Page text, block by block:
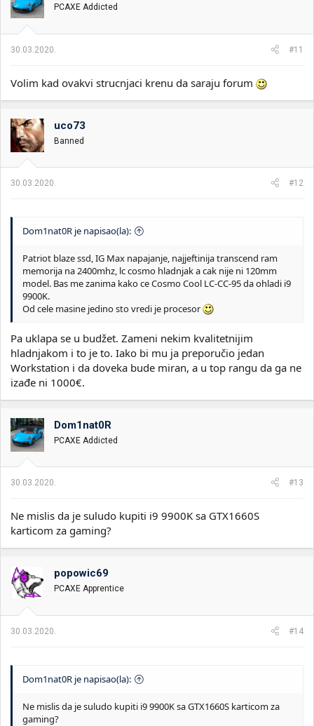
PCAXE Addicted
30.03.2020. #11
Volim kad ovakvi strucnjaci krenu da saraju forum
uco73
Banned
30.03.2020. #12
Dom1nat0R je napisao(la):
Patriot blaze ssd, IG Max napajanje, najjeftinija transcend ram
memorija na 2400mhz, lc cosmo hladnjak a cak nije ni 120mm
model. Bas me zanima kako ce Cosmo Cool LC-CC-95 da ohladi i9
9900K.
Od cele masine jedino sto vredi je procesor
Pa uklapa se u budžet. Zameni nekim kvalitetnijim
hladnjakom i to je to. Iako bi mu ja preporučio jedan
Workstation i da doveka bude miran, a u top rangu da ga ne
izađe ni 1000€.
Dom1nat0R
PCAXE Addicted
30.03.2020. #13
Ne mislis da je suludo kupiti i9 9900K sa GTX1660S
karticom za gaming?
popowic69
PCAXE Apprentice
30.03.2020. #14
Dom1nat0R je napisao(la):
Ne mislis da je suludo kupiti i9 9900K sa GTX1660S karticom za
gaming?